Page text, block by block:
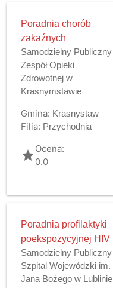
Poradnia chorób
zakaźnych
Samodzielny Publiczny
Zespół Opieki
Zdrowotnej w
Krasnymstawie
Gmina: Krasnystaw
Filia: Przychodnia
gradeOcena:
0.0
Poradnia profilaktyki
poekspozycyjnej HIV
Samodzielny Publiczny
Szpital Wojewódzki im.
Jana Bożego w Lublinie